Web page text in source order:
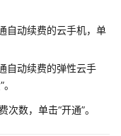
自动续费的云手机，单
自动续费的弹性云手
数，单击“开通”。